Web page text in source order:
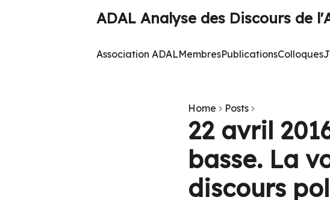
ADAL Analyse des Discours de
Association ADALMembresPublicationsColloques
Home Posts
22 avril
basse. La
discours